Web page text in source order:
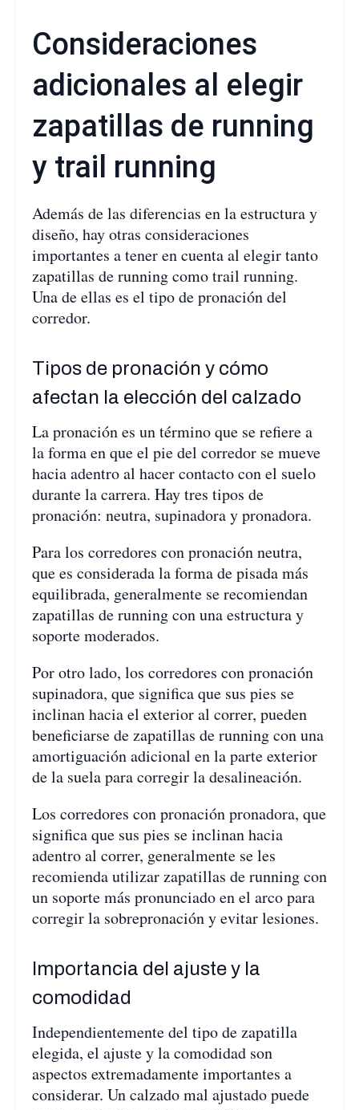
Consideraciones
adicionales al elegir
zapatillas de running
y trail running
Además de las diferencias en la estructura y
diseño, hay otras consideraciones
importantes a tener en cuenta al elegir tanto
zapatillas de running como trail running.
Una de ellas es el tipo de pronación del
corredor.
Tipos de pronación y cómo
afectan la elección del calzado
La pronación es un término que se refiere a
la forma en que el pie del corredor se mueve
hacia adentro al hacer contacto con el suelo
durante la carrera. Hay tres tipos de
pronación: neutra, supinadora y pronadora.
Para los corredores con pronación neutra,
que es considerada la forma de pisada más
equilibrada, generalmente se recomiendan
zapatillas de running con una estructura y
soporte moderados.
Por otro lado, los corredores con pronación
supinadora, que significa que sus pies se
inclinan hacia el exterior al correr, pueden
beneficiarse de zapatillas de running con una
amortiguación adicional en la parte exterior
de la suela para corregir la desalineación.
Los corredores con pronación pronadora, que
significa que sus pies se inclinan hacia
adentro al correr, generalmente se les
recomienda utilizar zapatillas de running con
un soporte más pronunciado en el arco para
corregir la sobrepronación y evitar lesiones.
Importancia del ajuste y la
comodidad
Independientemente del tipo de zapatilla
elegida, el ajuste y la comodidad son
aspectos extremadamente importantes a
considerar. Un calzado mal ajustado puede